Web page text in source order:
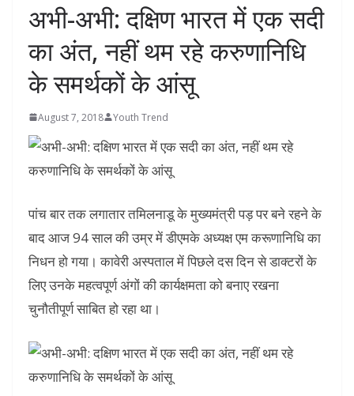
अभी-अभी: दक्षिण भारत में एक सदी
का अंत, नहीं थम रहे करुणानिधि
के समर्थकों के आंसू
August 7, 2018 Youth Trend
पांच बार तक लगातार तमिलनाडू के मुख्यमंत्री पड़ पर बने रहने के
बाद आज 94 साल की उम्र में डीएमके अध्यक्ष एम करूणानिधि का
निधन हो गया। कावेरी अस्पताल में पिछले दस दिन से डाक्टरों के
लिए उनके महत्वपूर्ण अंगों की कार्यक्षमता को बनाए रखना
चुनौतीपूर्ण साबित हो रहा था।